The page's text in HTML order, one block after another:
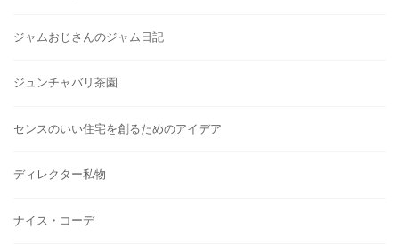
ジャムおじさんのジャム日記
ジュンチャバリ茶園
センスのいい住宅を創るためのアイデア
ディレクター私物
ナイス・コーデ